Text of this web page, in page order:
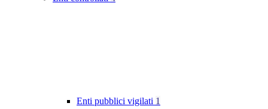
Enti pubblici vigilati 1